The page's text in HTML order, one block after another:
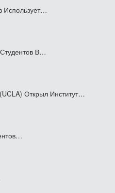
Использует…
В…
Открыл Институт…